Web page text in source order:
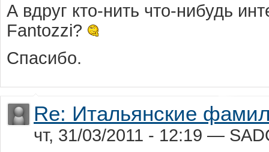
А вдруг кто-нить что-нибудь
Fantozzi?
Спасибо.
Re: Итальянские
чт, 31/03/2011 - 12:19 —